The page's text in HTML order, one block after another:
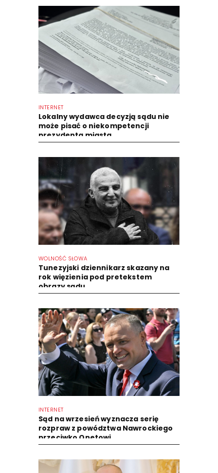
INTERNET
Lokalny wydawca decyzją sądu nie
może pisać o niekompetencji
prezydenta miasta
WOLNOŚĆ SŁOWA
Tunezyjski dziennikarz skazany na
rok więzienia pod pretekstem
obrazy sądu
INTERNET
Sąd na wrzesień wyznacza serię
rozpraw z powództwa Nawrockiego
przeciwko Onetowi